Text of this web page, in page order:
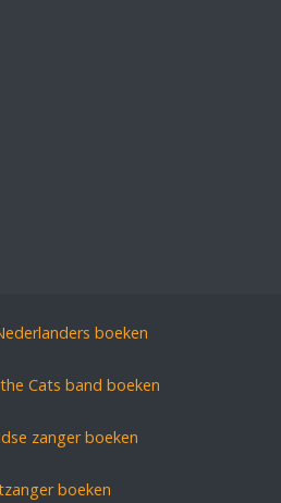
boeken
Cats band boeken
zanger boeken
boeken